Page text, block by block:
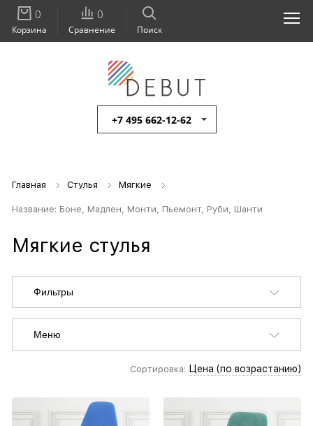
+7 495 662-12-62
Поиск
0
Сравнение
0
Корзина
Главная Стулья Мягкие
Название: Боне, Мадлен, Монти, Пьемонт, Руби, Шанти
Мягкие стулья
Фильтры
Меню
Сортировка: Цена (по возрастанию)